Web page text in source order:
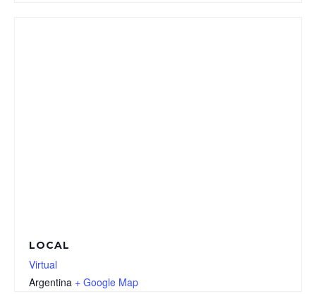
LOCAL
Virtual
Argentina + Google Map